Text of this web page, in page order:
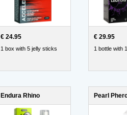
€ 24.95
1 box with 5 jelly sticks
€ 29.95
1 bottle with
Endura Rhino